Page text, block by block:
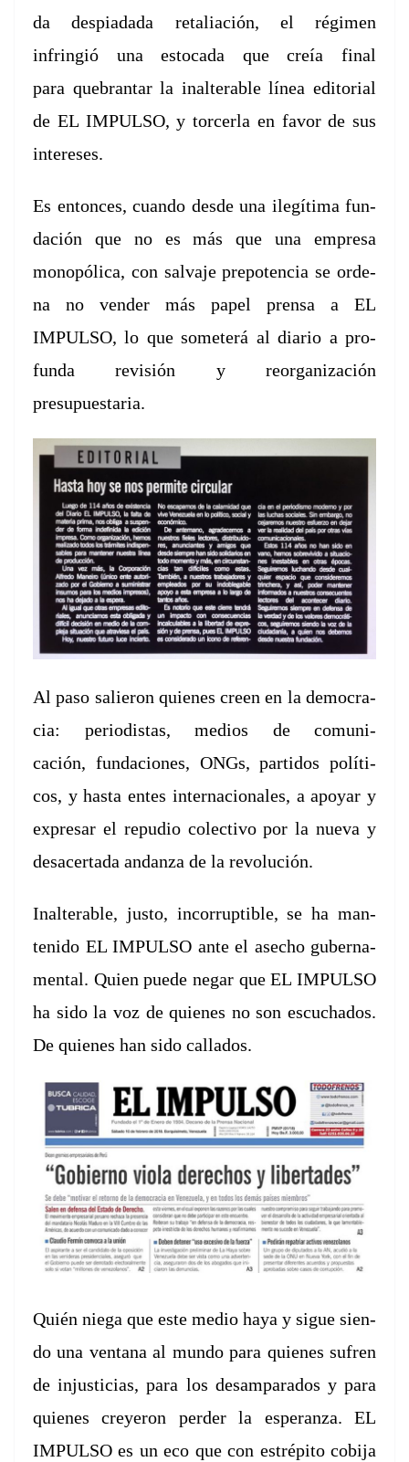
dadespi­ada­da retal­iación, el rég­i­men
infringió una esto­ca­da que creía final
para que­bran­tar la inal­ter­able línea edi­to­r­i­al
de EL IMPULSO, y torcer­la en favor de sus
intere­ses.
Es entonces, cuan­do des­de una ilegí­ti­ma fun­
dación que no es más que una empre­sa
monopóli­ca, con sal­va­je pre­po­ten­cia se orde­
na no vender más papel pren­sa a EL
IMPULSO, lo quesome­terá al diario a pro­
fun­da revisión y reor­ga­ni­zación
presupuestaria.
Al paso salieron quienes creen en la democ­ra­
cia: peri­odis­tas, medios de comu­ni­
cación, fun­da­ciones, ONGs, par­tidos políti­
cos, y has­ta entes inter­na­cionales, a apo­yar y
expre­sar el repu­dio colec­ti­vo por la nue­va y
desac­er­ta­da andan­za de la rev­olu­ción.
Inal­ter­able, jus­to, incor­rupt­ible, se ha man­
tenido EL IMPULSO ante el ase­cho guber­na­
men­tal. Quien puede negar que EL IMPULSO
ha sido la voz de quienes no son escucha­dos.
De quienes han sido calla­dos.
Quién nie­ga que este medio haya y sigue sien­
do una ven­tana al mun­do para quienes sufren
deinjus­ti­cias, para los desam­para­dos y para
quienes creyeron perder la esper­an­za. EL
IMPULSO es uneco que con estrépi­to cobi­ja